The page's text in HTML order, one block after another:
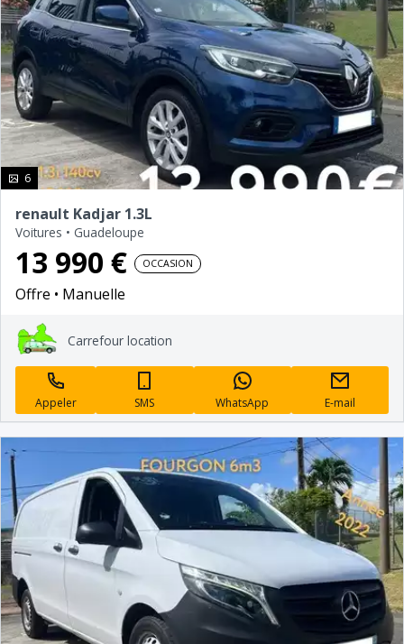
6photo(s)
renault Kadjar 1.3L
Voitures • Guadeloupe
13 990 € OCCASION
Offre Manuelle
Carrefour location
Appeler SMS WhatsApp E-mail